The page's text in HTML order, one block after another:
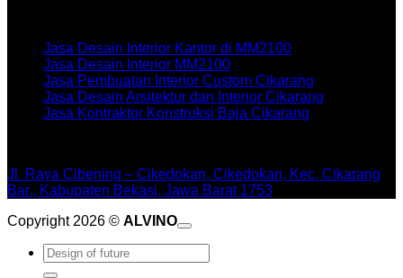
Jasa Desain Interior Kantor di MM2100
Jasa Desain Interior MM2100
Jasa Pembuatan Interior Custom Cikarang
Jasa Desain Arsitektur dan Interior Cikarang
Jasa Kontraktor Konstruksi Baja Cikarang
Jl. Raya Cibening – Cikedokan, Cikedokan, Kec. Cikarang
Bar., Kabupaten Bekasi, Jawa Barat 1753
Copyright 2026 © ALVINO
Pencarian
untuk: